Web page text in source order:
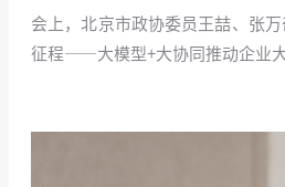
会上，北京市政协委员王喆、张
征程——大模型+大协同推动企业大